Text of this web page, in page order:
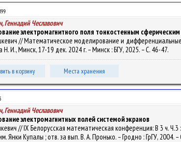
Геннадий Чеславович
электромагнитного поля тонкостенным
// Математическое моделирование и
Н. И., Минск, 17-19 дек. 2024 г. – Минск : БГУ, 2025. – С. 46-47.
в корзину Места хранения
Геннадий Чеславович
электромагнитных полей системой экранов
// IX Белорусская математическая конференция: В 3 ч.
Янки Купалы ; отв. за вып. В. А. Пронько. – Гродно : ГрГУ, 2004.